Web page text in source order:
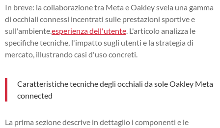
In breve: la collaborazione tra Meta e Oakley svela una gamma
di occhiali connessi incentrati sulle prestazioni sportive e
sull'ambiente.esperienza dell'utente . L'articolo analizza le
specifiche tecniche, l'impatto sugli utenti e la strategia di
mercato, illustrando casi d'uso concreti.
Caratteristiche tecniche degli occhiali da sole Oakley Meta
connected
La prima sezione descrive in dettaglio i componenti e le